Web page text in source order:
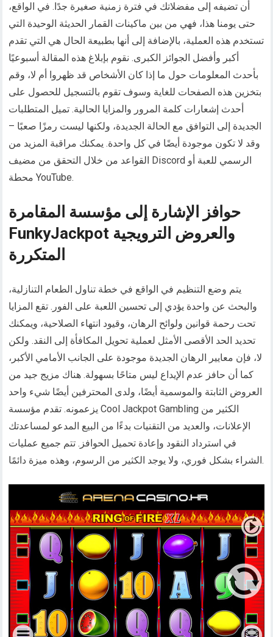
أن تضيفه إلى مفضلاتك في فترة زمنية صغيرة جدًا. في الواقع،
حتى يومنا هذا، فهي من بين ماكينات القمار الحديثة الوحيدة التي
تستخدم هذه العملية، بالإضافة إلى أنها بطبيعة الحال هي التي تقدم
أكبر وأفضل الجوائز الكبرى. نقوم بإبلاغ هذه المقالة أسبوعيًا
بأحدث المعلومات حول ما إذا كان الأشخاص قد ظهروا أم لا، وقم
بتخزين هذه الصفحات للغاية وسوف تقوم بالتسجيل للحصول على
أحدث إشعارات كلمة المرور والمزايا الحالية. تميل المتطلبات
الجديدة إلى التوافق مع الحالة الجديدة، ولكنها ليست رمزًا صعبًا –
وقد لا تكون موجودة أيضًا في كل واحدة. يمكنك مراقبة المزيد من
القواعد من خلال التحقق من مضيف Discord الرسمي للعبة أو
محطة YouTube.
حوافز الإشارة إلى مؤسسة المقامرة
FunkyJackpot والعروض الترويجية
المتكررة
يتم وضع التنظيم في الواقع في خطة تناول الطعام التنازلية،
والبحث عن واحدة يؤدي إلى تحسين اللعبة على الفور. تقع المزايا
تحت رحمة قوانين ولوائح الرهان، وقيود انتهاء الصلاحية، ويمكنك
تحديد الحد الأقصى الأمثل لعملية تحويل المكافأة إلى النقد. ولكن
لا، فإن معايير الرهان الجديدة موجودة على الجانب الأمامي الأكبر،
كما أن حافز عدم الإيداع ليس متاحًا بسهولة. هناك مزيج جيد من
العروض الثابتة والموسمية أيضًا، ولدى المحترفين أيضًا شيء واحد
يزعمونه. تقدم مؤسسة Cool Jackpot Gambling الكثير من
الإعلانات، والعديد من التقنيات بدءًا من البيع المدعو لمساعدتك
في استرداد النقود وإعادة تحميل الحوافز. تتم جميع عمليات
الشراء بشكل فوري، ولا يوجد الكثير من الرسوم، وهذه ميزة دائمًا.